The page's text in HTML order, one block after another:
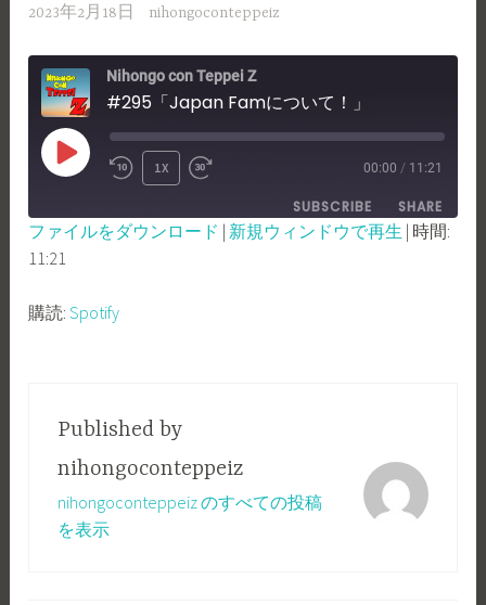
2023年2月18日 nihongoconteppeiz
Nihongo con Teppei Z
#295「Japan Famについて！」
PLAY
REWIND
10
SECONDS
1X
FAST
FORWARD
30
00:00 / 11:21
SUBSCRIBE SHARE
RSS FEED
SHARE
LINK
ファイルをダウンロード | 新規ウィンドウで再生 | 時間:
11:21
購読:Spotify
Published by
nihongoconteppeiz
nihongoconteppeiz のすべての投稿
を表示